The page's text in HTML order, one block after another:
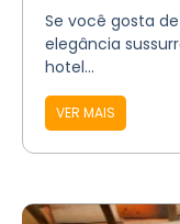
Se você gosta
elegância
hotel...
VER MAIS